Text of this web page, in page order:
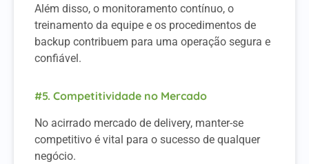
Além disso, o monitoramento contínuo, o
treinamento da equipe e os procedimentos de
backup contribuem para uma operação segura e
confiável.
#5. Competitividade no Mercado
No acirrado mercado de delivery, manter-se
competitivo é vital para o sucesso de qualquer
negócio.